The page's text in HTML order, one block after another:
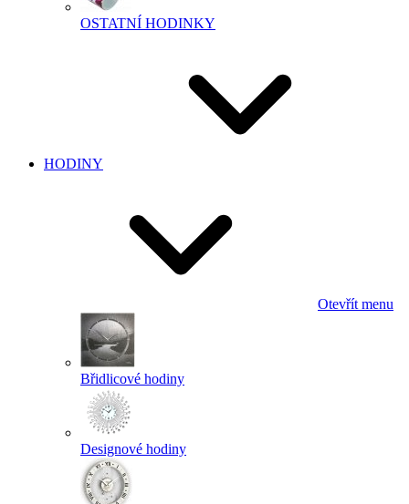
OSTATNÍ HODINKY
HODINY
Otevřít menu
Břidlicové hodiny
Designové hodiny